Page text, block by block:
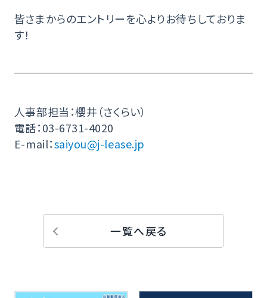
皆さまからのエントリーを心よりお待ちしておりま
す！
人事部担当：櫻井（さくらい）
電話：03-6731-4020
E-mail：saiyou@j-lease.jp
一覧へ戻る